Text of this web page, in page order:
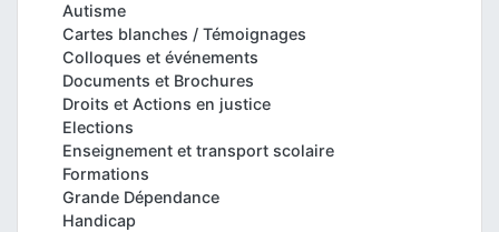
Autisme
Cartes blanches / Témoignages
Colloques et événements
Documents et Brochures
Droits et Actions en justice
Elections
Enseignement et transport scolaire
Formations
Grande Dépendance
Handicap